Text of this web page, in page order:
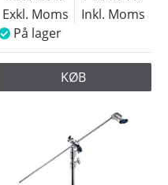
Exkl. Moms
Inkl. Moms
På lager
KØB